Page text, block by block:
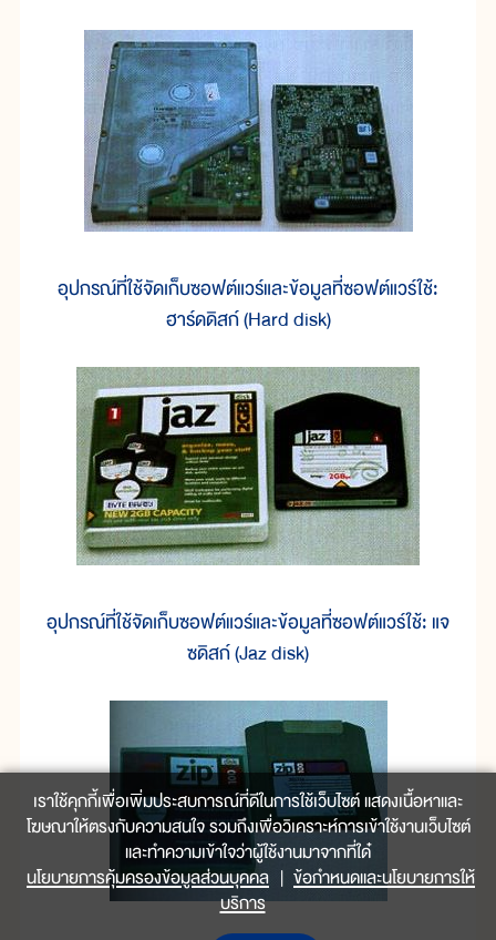
อุปกรณ์ที่ใช้จัดเก็บซอฟต์แวร์และข้อมูลที่ซอฟต์แวร์ใช้:
ฮาร์ดดิสก์ (Hard disk)
อุปกรณ์ที่ใช้จัดเก็บซอฟต์แวร์และข้อมูลที่ซอฟต์แวร์ใช้: แจ
ซดิสก์ (Jaz disk)
เราใช้คุกกี้เพื่อเพิ่มประสบการณ์ที่ดีในการใช้เว็บไซต์ แสดงเนื้อหาและ
โฆษณาให้ตรงกับความสนใจ รวมถึงเพื่อวิเคราะห์การเข้าใช้งานเว็บไซต์
และทำความเข้าใจว่าผู้ใช้งานมาจากที่ใด๋
นโยบายการคุ้มครองข้อมูลส่วนบุคคล | ข้อกำหนดและนโยบายการให้
บริการ